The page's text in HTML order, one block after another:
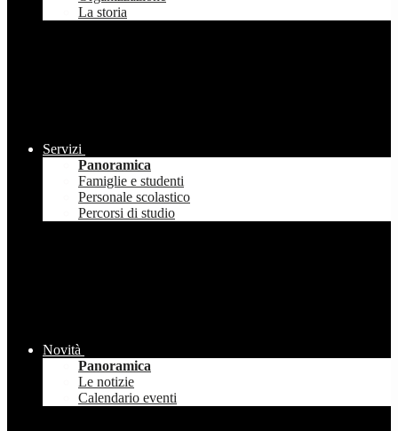
La storia
Servizi
Panoramica
Famiglie e studenti
Personale scolastico
Percorsi di studio
Novità
Panoramica
Le notizie
Calendario eventi